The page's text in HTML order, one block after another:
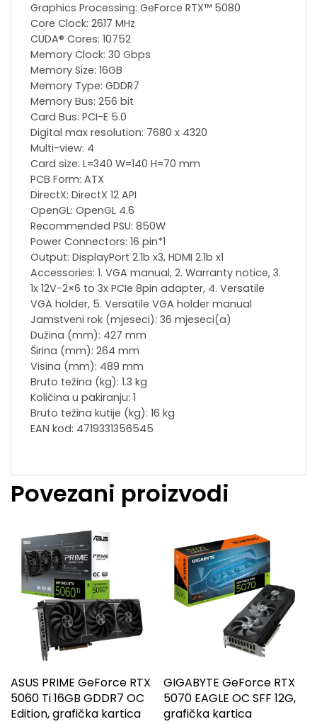
Graphics Processing: GeForce RTX™ 5080
Core Clock: 2617 MHz
CUDA® Cores: 10752
Memory Clock: 30 Gbps
Memory Size: 16GB
Memory Type: GDDR7
Memory Bus: 256 bit
Card Bus: PCI-E 5.0
Digital max resolution: 7680 x 4320
Multi-view: 4
Card size: L=340 W=140 H=70 mm
PCB Form: ATX
DirectX: DirectX 12 API
OpenGL: OpenGL 4.6
Recommended PSU: 850W
Power Connectors: 16 pin*1
Output: DisplayPort 2.1b x3, HDMI 2.1b x1
Accessories: 1. VGA manual, 2. Warranty notice, 3.
1x 12V-2×6 to 3x PCIe 8pin adapter, 4. Versatile
VGA holder, 5. Versatile VGA holder manual
Jamstveni rok (mjeseci): 36 mjeseci(a)
Dužina (mm): 427 mm
Širina (mm): 264 mm
Visina (mm): 489 mm
Bruto težina (kg): 1.3 kg
Količina u pakiranju: 1
Bruto težina kutije (kg): 16 kg
EAN kod: 4719331356545
Povezani proizvodi
ASUS PRIME GeForce RTX
5060 Ti 16GB GDDR7 OC
Edition, grafička kartica
GIGABYTE GeForce RTX
5070 EAGLE OC SFF 12G,
grafička kartica